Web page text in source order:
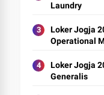
Laundry
Loker Jogja
Operational
Loker Jogja
Generalis